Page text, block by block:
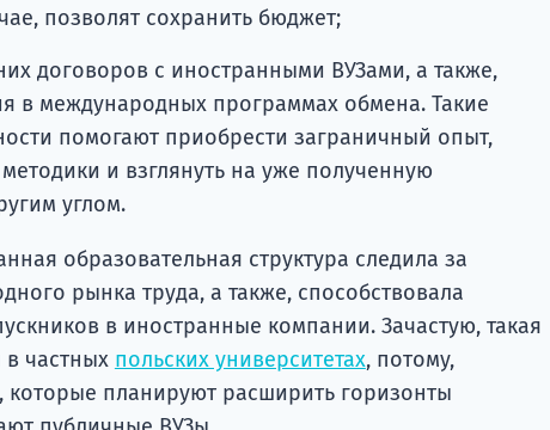
позволят сохранить бюджет;
договоров с иностранными ВУЗами, а также,
в международных программах обмена. Такие
помогают приобрести заграничный опыт,
и взглянуть на уже полученную
углом.
образовательная структура следила за
рынка труда, а также, способствовала
в иностранные компании. Зачастую, такая
частных польских университетах, потому,
которые планируют расширить горизонты